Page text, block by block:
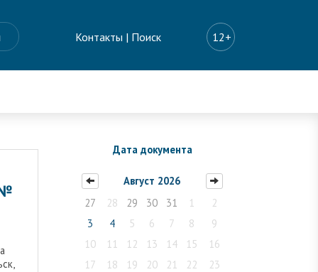
Контакты | Поиск 12+
№
Дата документа
Август 2026
27
28 29 30 31 1
2
3
4 5 6 7 8
9
10
11 12 13 14 15
16
17
18 19 20 21 22
23